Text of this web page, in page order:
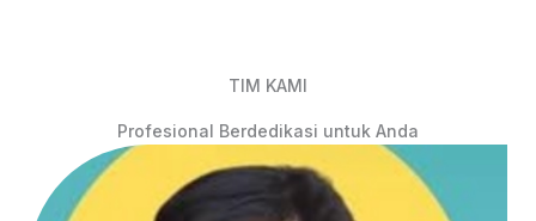
TIM KAMI
Profesional Berdedikasi untuk Anda